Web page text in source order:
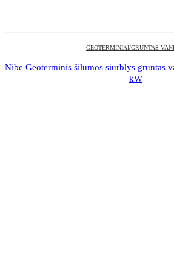
GEOTERMINIAI/GRUNTAS-
Nibe Geoterminis šilumos siurblys gruntas
kW